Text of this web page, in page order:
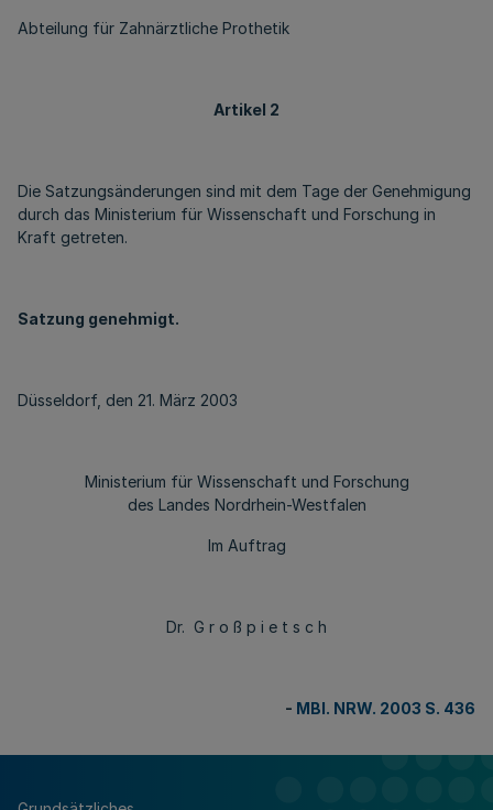
Abteilung für Zahnärztliche Prothetik
Artikel 2
Die Satzungsänderungen sind mit dem Tage der Genehmigung
durch das Ministerium für Wissenschaft und Forschung in
Kraft getreten.
Satzung genehmigt.
Düsseldorf, den 21. März 2003
Ministerium für Wissenschaft und Forschung
des Landes Nordrhein-Westfalen
Im Auftrag
Dr. G r o ß p i e t s c h
- MBl. NRW. 2003 S. 436